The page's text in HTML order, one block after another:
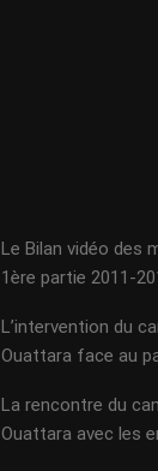
Le Bilan vidéo des
1ère partie 2011-
L’intervention du
Ouattara face au
La rencontre du
Ouattara avec les